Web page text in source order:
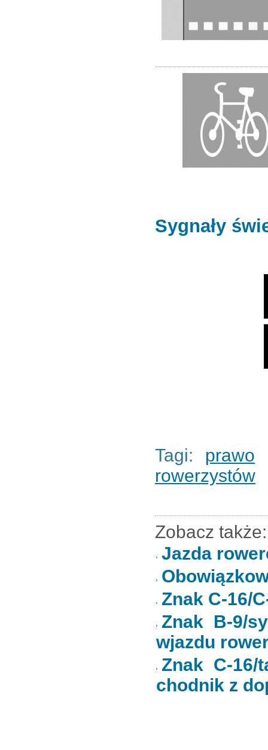
Sygnały
Tagi: prawo
rowerzystów
Zobacz także:
Jazda
Znak C-16/
Znak B-9/
wjazdu
Znak C-16/
chodnik z